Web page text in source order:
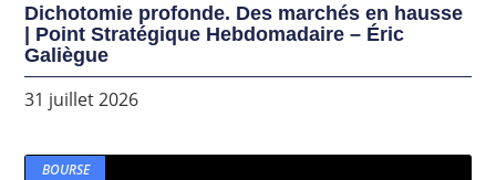
Dichotomie profonde. Des marchés en hausse
| Point Stratégique Hebdomadaire – Éric
Galiègue
31 juillet 2026
BOURSE